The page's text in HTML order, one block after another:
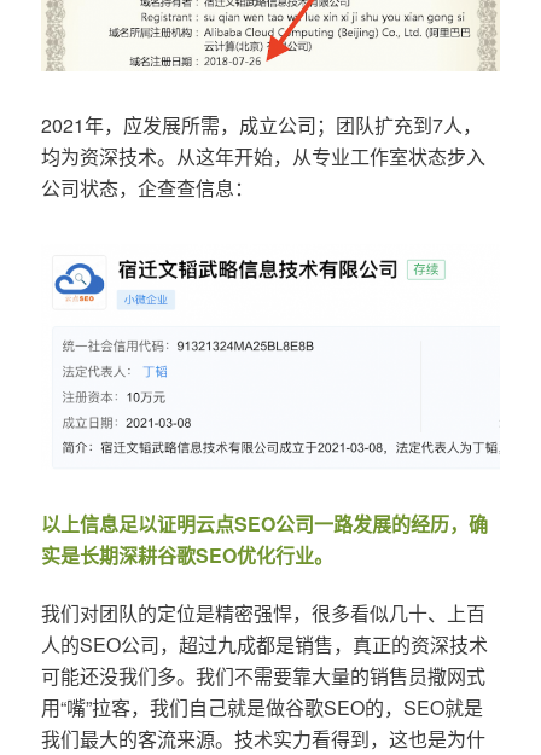
2021年，应发展所需，成立公司；团队扩充到7人，
均为资深技术。从这年开始，从专业工作室状态步入
公司状态，企查查信息：
以上信息足以证明云点SEO公司一路发展的经历，确
实是长期深耕谷歌SEO优化行业。
我们对团队的定位是精密强悍，很多看似几十、上百
人的SEO公司，超过九成都是销售，真正的资深技术
可能还没我们多。我们不需要靠大量的销售员撒网式
用“嘴”拉客，我们自己就是做谷歌SEO的，SEO就是
我们最大的客流来源。技术实力看得到，这也是为什